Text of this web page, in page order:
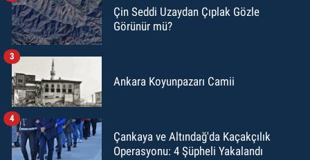
Çin Seddi Uzaydan Çıplak Gözle
Görünür mü?
Ankara Koyunpazarı Camii
3
Çankaya ve Altındağ'da Kaçakçılık
Operasyonu: 4 Şüpheli Yakalandı
4